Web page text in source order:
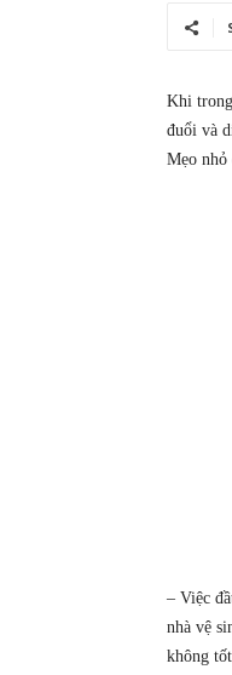
Khi
đuổi và
Mẹo nhỏ
– Việc
nhà vệ
không